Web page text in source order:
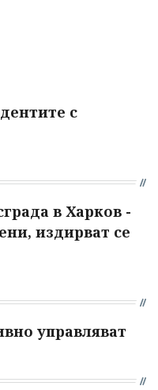
с
в Харков -
издирват се
управляват